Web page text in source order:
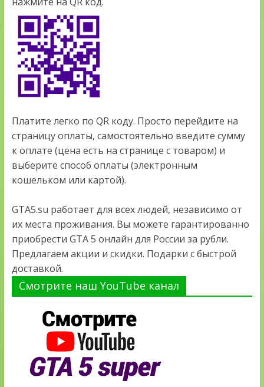
Платите легко по QR коду. Просто перейдите на
страницу оплаты, самостоятельно введите сумму
к оплате (цена есть на странице с товаром) и
выберите способ оплаты (электронным
кошельком или картой).
GTA5.su работает для всех людей, независимо от
их места проживания. Вы можете гарантированно
приобрести GTA 5 онлайн для России за рубли.
Предлагаем акции и скидки. Подарки с быстрой
доставкой.
Смотрите наш YouTube канал